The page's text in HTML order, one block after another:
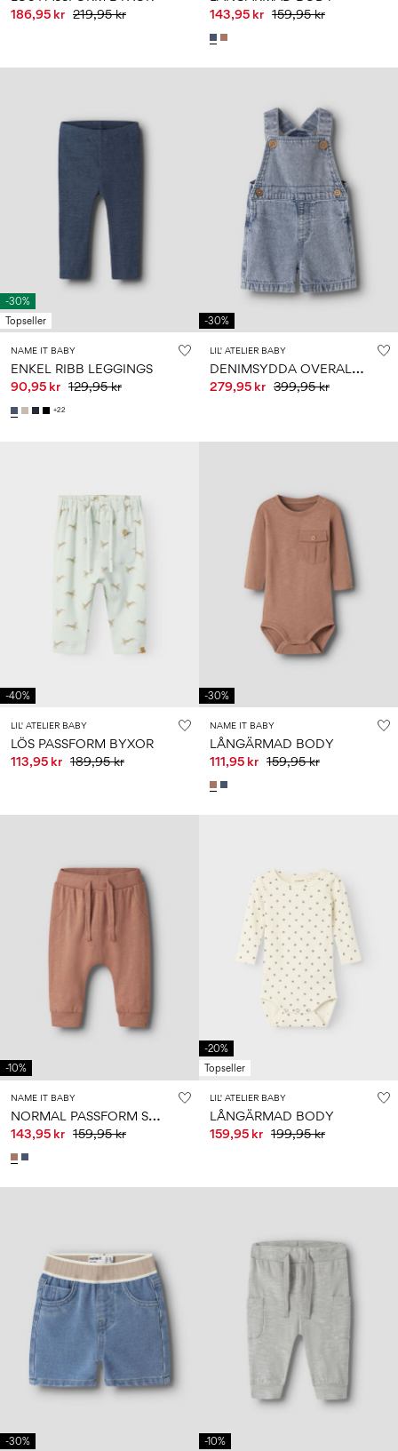
186,95 kr 219,95 kr
143,95 kr 159,95 kr
-30%
Topseller
NAME IT BABY
ENKEL RIBB LEGGINGS
90,95 kr 129,95 kr
+22
-30%
LIL' ATELIER BABY
D
ENIMSYDDA OVERALLER
279,95 kr 399,95 kr
-40%
LIL' ATELIER BABY
LÖS PASSFORM BYXOR
113,95 kr 189,95 kr
-30%
NAME IT BABY
LÅNGÄRMAD BODY
111,95 kr 159,95 kr
-10%
NAME IT BABY
N
ORMAL PASSFORM SWEATPANTS
143,95 kr 159,95 kr
-20%
Topseller
LIL' ATELIER BABY
LÅNGÄRMAD BODY
159,95 kr 199,95 kr
-30% -10%